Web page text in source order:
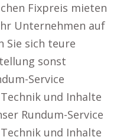
Fixpreis mieten
Unternehmen auf
Sie sich teure
sonst
Service
und Inhalte
Rundum-Service
und Inhalte